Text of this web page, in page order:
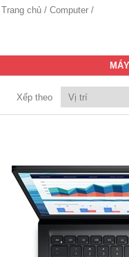
Trang chủ / Computer /
Xếp theo